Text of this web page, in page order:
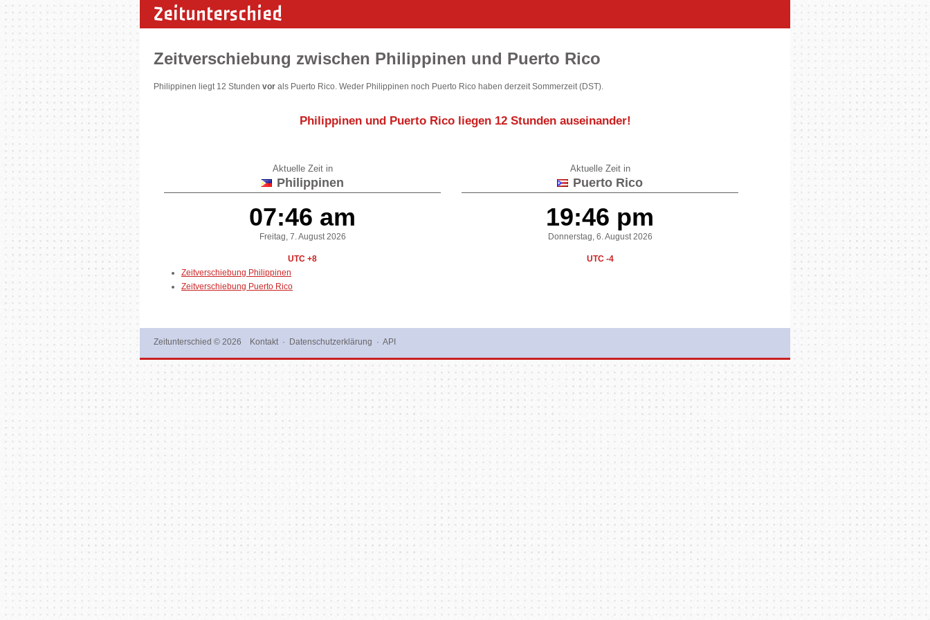
Zeitunterschied
Zeitverschiebung zwischen Philippinen und Puerto Rico
Philippinen liegt 12 Stunden vor als Puerto Rico. Weder Philippinen noch Puerto Rico haben derzeit Sommerzeit (DST).
Philippinen und Puerto Rico liegen 12 Stunden auseinander!
Aktuelle Zeit in
Philippinen
07:46 am
Freitag, 7. August 2026
UTC +8
Aktuelle Zeit in
Puerto Rico
19:46 pm
Donnerstag, 6. August 2026
UTC -4
Zeitverschiebung Philippinen
Zeitverschiebung Puerto Rico
Zeitunterschied © 2026 Kontakt· Datenschutzerklärung · API